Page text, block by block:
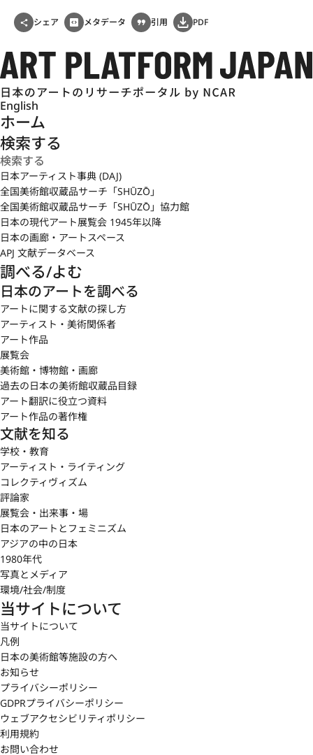
シェア メタデータ 引用 PDF
English
ホーム
検索する
日本アーティスト事典 (DAJ)
全国美術館収蔵品サーチ「SHŪZŌ」
全国美術館収蔵品サーチ「SHŪZŌ」協力館
日本の現代アート展覧会 1945年以降
日本の画廊・アートスペース
APJ 文献データベース
調べる/よむ
日本のアートを調べる
アートに関する文献の探し方
アーティスト・美術関係者
アート作品
展覧会
美術館・博物館・画廊
過去の日本の美術館収蔵品目録
アート翻訳に役立つ資料
アート作品の著作権
文献を知る
学校・教育
アーティスト・ライティング
コレクティヴィズム
評論家
展覧会・出来事・場
日本のアートとフェミニズム
アジアの中の日本
1980年代
写真とメディア
環境/社会/制度
当サイトについて
当サイトについて
凡例
日本の美術館等施設の方へ
お知らせ
プライバシーポリシー
GDPRプライバシーポリシー
ウェブアクセシビリティポリシー
利用規約
お問い合わせ